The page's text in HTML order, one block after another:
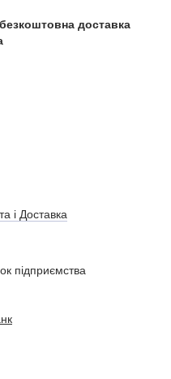
безкоштовна доставка
і Доставка
підприємства